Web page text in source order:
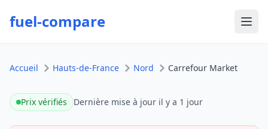
fuel-compare
Accueil Hauts-de-France Nord Carrefour Market
Prix vérifiés Dernière mise à jour il y a 1 jour